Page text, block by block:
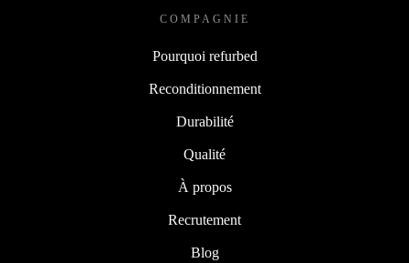
COMPAGNIE
Pourquoi refurbed
Reconditionnement
Durabilité
Qualité
À propos
Recrutement
Blog